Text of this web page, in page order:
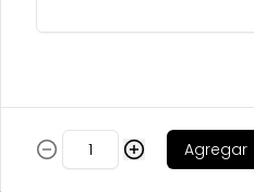
Sakana Agregar